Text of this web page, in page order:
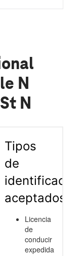
N
N
Tipos
de
aceptados
Licencia
de
conducir
expedida